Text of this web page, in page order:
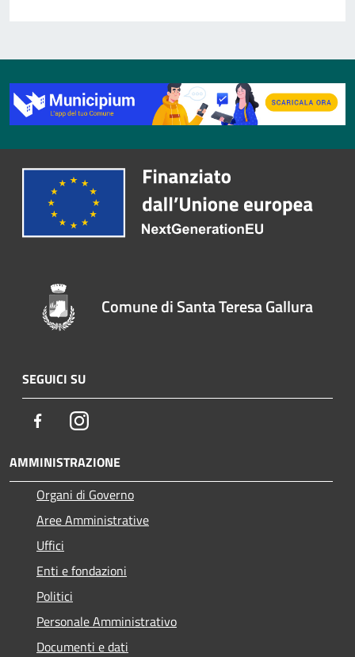
Comune di Santa Teresa Gallura
SEGUICI SU
FacebookInstagram
AMMINISTRAZIONE
Organi di Governo
Aree Amministrative
Uffici
Enti e fondazioni
Politici
Personale Amministrativo
Documenti e dati